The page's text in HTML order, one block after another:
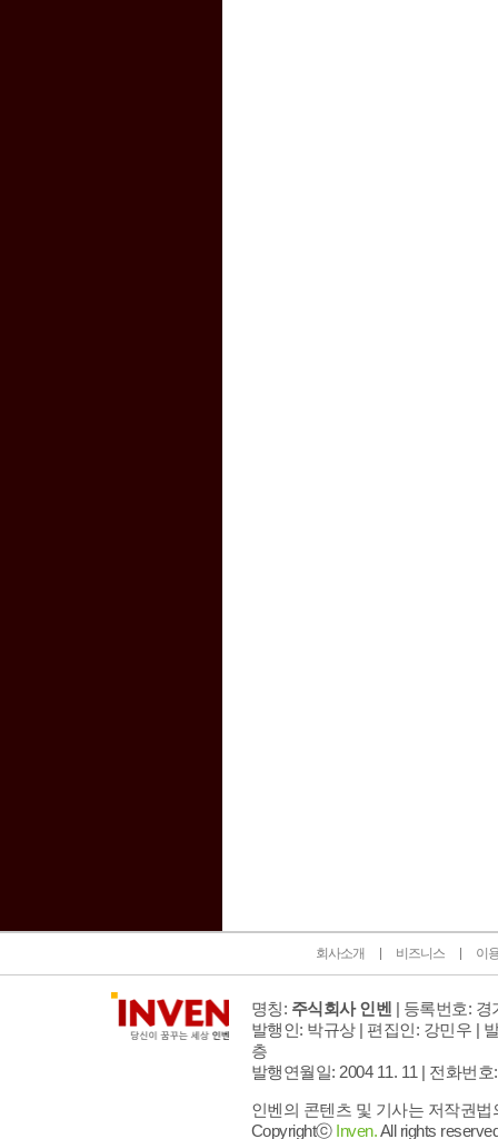
회사소개 비즈니스 이
명칭: 주식회사 인벤 | 등록번호: 경
발행인: 박규상 | 편집인: 강민우 |
층
발행연월일: 2004 11. 11 | 전화번호
인벤의 콘텐츠 및 기사는 저작권
Copyrightⓒ Inven.All rights